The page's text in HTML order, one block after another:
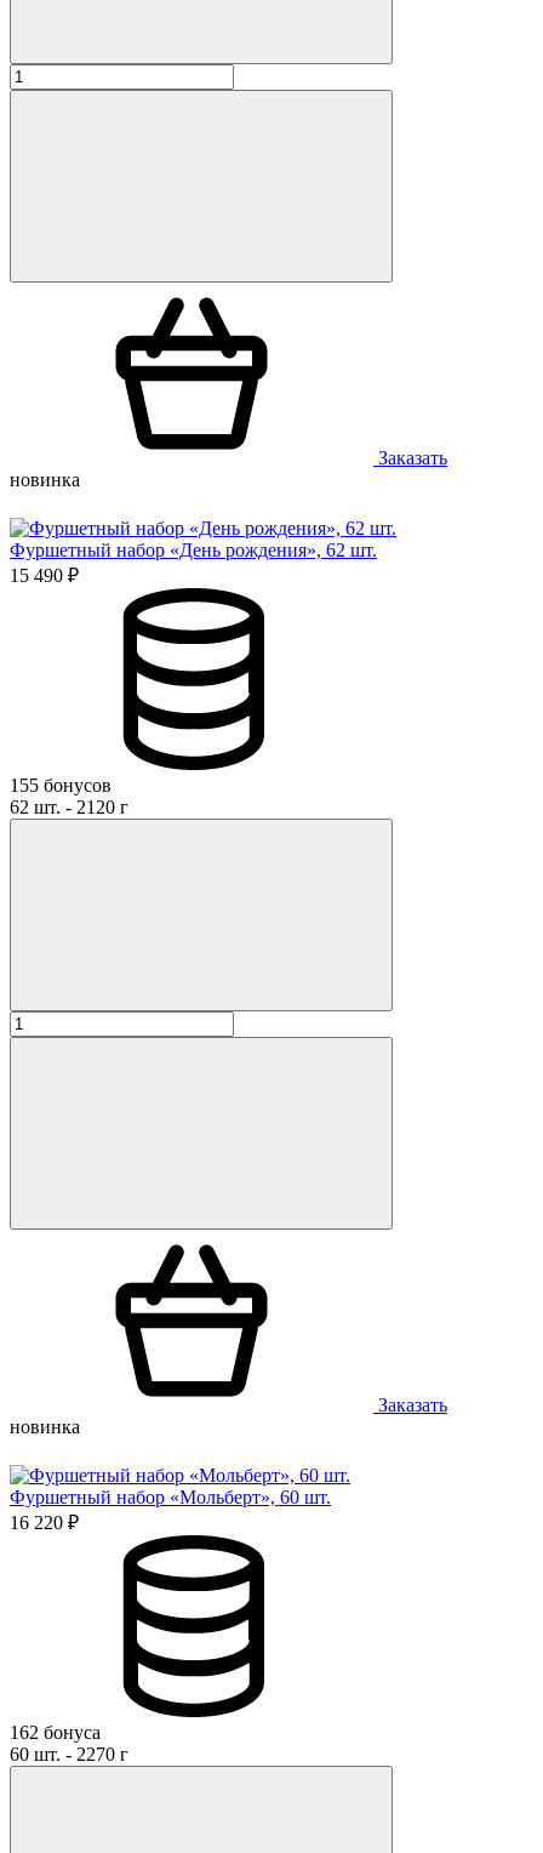
Заказать
новинка
Фуршетный набор «День рождения», 62 шт.
15 490 ₽
155 бонусов
62 шт. - 2120 г
Заказать
новинка
Фуршетный набор «Мольберт», 60 шт.
16 220 ₽
162 бонуса
60 шт. - 2270 г